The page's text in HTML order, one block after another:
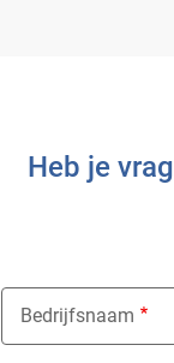
Heb je
Bedrijfsnaam